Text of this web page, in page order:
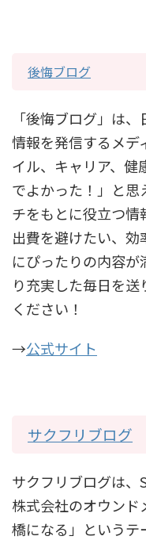
後悔ブログ
「後悔ブログ」は
情報を発信するメデ
イル、キャリア、健
でよかった！」と
チをもとに役立つ情
出費を避けたい、
にぴったりの内容
り充実した毎日を
ください！
→公式サイト
サクフリブログ
サクフリブログは、
株式会社のオウン
橋になる」というテ